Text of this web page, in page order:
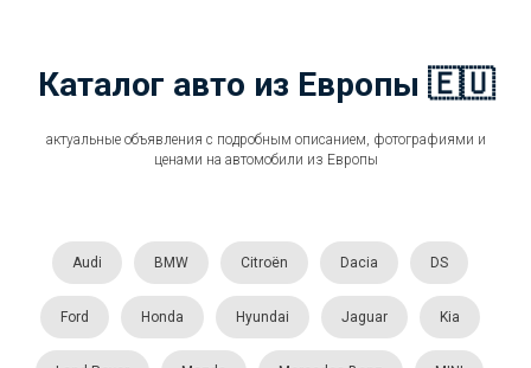
Каталог авто из Европы 🇪🇺
актуальные объявления с подробным описанием, фотографиями и
ценами на автомобили из Европы
Audi BMW Citroën Dacia DS
Ford Honda Hyundai Jaguar Kia